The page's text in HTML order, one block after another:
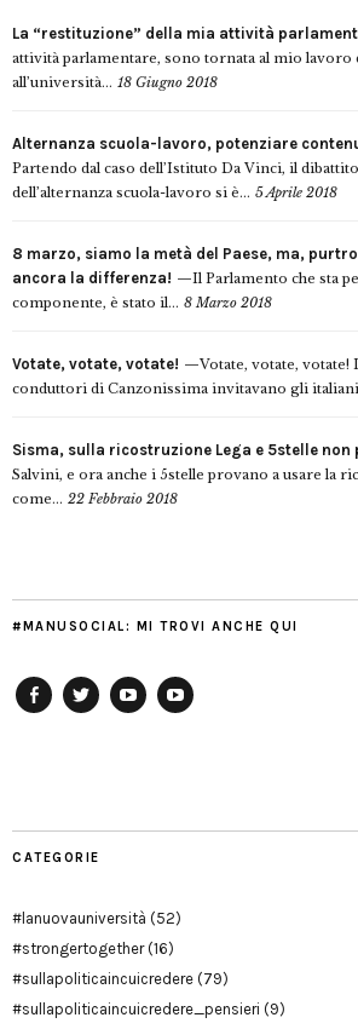
La “restituzione” della mia attività
attività parlamentare, sono tornata al mio lavoro
all’università... 18 Giugno 2018
Alternanza scuola-lavoro, potenziare
Partendo dal caso dell’Istituto Da Vinci, il
dell’alternanza scuola-lavoro si è... 5 Aprile 2018
8 marzo, siamo la metà del Paese, ma,
ancora la differenza!
Il Parlamento che sta
componente, è stato il... 8 Marzo 2018
Votate, votate, votate!
Votate, votate,
conduttori di Canzonissima invitavano gli italiani
Sisma, sulla ricostruzione Lega e 5stelle non
Salvini, e ora anche i 5stelle provano a usare la
come... 22 Febbraio 2018
#MANUSOCIAL: MI TROVI ANCHE QUI
CATEGORIE
#lanuovauniversità (52)
#strongertogether(16)
#sullapoliticaincuicredere (79)
#sullapoliticaincuicredere_pensieri (9)